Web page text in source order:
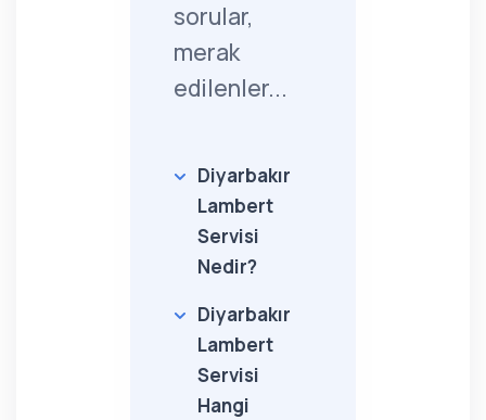
sorular,
merak
edilenler...
Diyarbakır
Lambert
Servisi
Nedir?
Diyarbakır
Lambert
Servisi
Hangi